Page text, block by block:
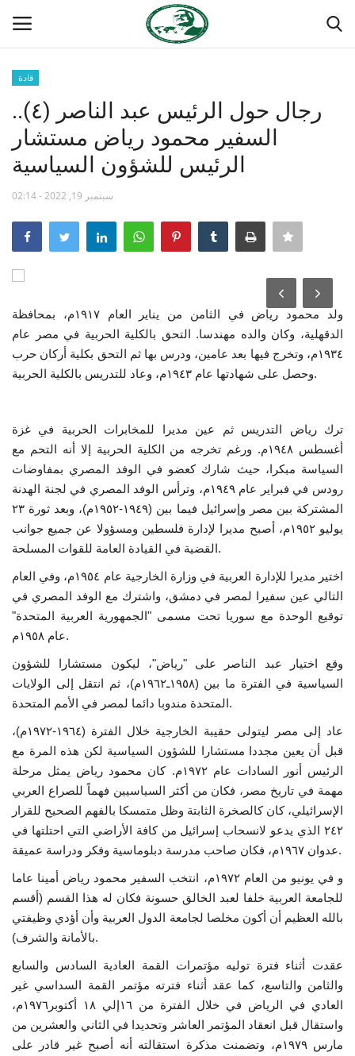
الصفحة الرئيسية
مدرسة الطليعة الوطنية
منتدى ناصر الدولي
فريق العمل
إرث جمال عبدالناصر
أخبار
شروط وأحكام منحة ناصر للقيادة الدولية
منحة ناصر للقيادة الدولية
مرجعياتنا
المواطن العالمي
فرص
وثائق
الفيديوهات
الرعاة
الشركاء
Gallery
لغة
English Swahili
French Arabic
قادة
رجال حول الرئيس عبد الناصر (٤)..
السفير محمود رياض مستشار
الرئيس للشؤون السياسية
سبتمبر 19, 2022 - 02:14
ولد محمود رياض في الثامن من يناير العام ١٩١٧م، بمحافظة
الدقهلية، وكان والده مهندسا. التحق بالكلية الحربية في مصر عام
١٩٣٤م، وتخرج فيها بعد عامين، ودرس بها ثم التحق بكلية أركان حرب
وحصل على شهادتها عام ١٩٤٣م، وعاد للتدريس بالكلية الحربية.
ترك رياض التدريس ثم عين مديرا للمخابرات الحربية في غزة
أغسطس ١٩٤٨م. ورغم تخرجه من الكلية الحربية إلا أنه التحم مع
السياسة مبكرا، حيث شارك كعضو في الوفد المصري بمفاوضات
رودس في فبراير عام ١٩٤٩م، وترأس الوفد المصري في لجنة الهدنة
المشتركة بين مصر وإسرائيل فيما بين (١٩٤٩-١٩٥٢م)، وبعد ثورة ٢٣
يوليو ١٩٥٢م، أصبح مديرا لإدارة فلسطين ومسؤولا عن جميع جوانب
القضية في القيادة العامة للقوات المسلحة.
اختير مديرا للإدارة العربية في وزارة الخارجية عام ١٩٥٤م، وفي العام
التالي عين سفيرا لمصر في دمشق، واشترك مع الوفد المصري في
توقيع الوحدة مع سوريا تحت مسمى "الجمهورية العربية المتحدة"
عام ١٩٥٨م.
وقع اختيار عبد الناصر على "رياض"، ليكون مستشارا للشؤون
السياسية في الفترة ما بين (١٩٥٨ـ١٩٦٢م)، ثم انتقل إلى الولايات
المتحدة مندوبا دائما لمصر في الأمم المتحدة.
عاد إلى مصر ليتولى حقيبة الخارجية خلال الفترة (١٩٦٤-١٩٧٢م)،
قبل أن يعين مجددا مستشارا للشؤون السياسية لكن هذه المرة مع
الرئيس أنور السادات عام ١٩٧٢م. ‏كان محمود رياض يمثل مرحلة
مهمة في تاريخ مصر، فكان من أكثر السياسيين فهماً للصراع العربي
الإسرائيلي، كان كالصخرة الثابتة وظل متمسكا بالفهم الصحيح للقرار
٢٤٢ ‏الذي يدعو لانسحاب إسرائيل من كافة الأراضي التي احتلتها في
عدوان ١٩٦٧م، فكان صاحب مدرسة دبلوماسية وفكر ودراسة عميقة.
و ‏في يونيو من العام ١٩٧٢م، انتخب السفير محمود رياض أمينا عاما
للجامعة العربية خلفا لعبد الخالق حسونة فكان له هذا القسم (أقسم
بالله العظيم أن أكون مخلصا لجامعة الدول العربية وأن أؤدي وظيفتي
بالأمانة والشرف).
عقدت أثناء فترة توليه مؤتمرات القمة العادية السادس والسابع
والثامن والتاسع، كما عقد أثناء فترته مؤتمر القمة السداسي غير
العادي في الرياض في خلال الفترة من ١٦إلي ١٨ أكتوبر١٩٧٦م،
واستقال قبل انعقاد المؤتمر العاشر وتحديدا في الثاني والعشرين من
مارس ١٩٧٩م‏، وتضمنت مذكرة استقالته أنه أصبح غير قادر على